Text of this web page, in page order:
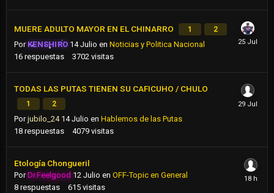
MUERE ADULTO MAYOR EN EL CHINARRO 1 2
Por KENSHIRO 14 Julio enNoticias y Politica Nacional
16 respuestas 3702 visitas
TODAS LAS PUTAS TIENEN SU CAFICUHO / CHULO
1 2
Porjubilo_24 14 Julio en Hablemos de las Putas
18 respuestas 4079 visitas
Etología Chongueril
PorDr.Feelgood 12 Julio en OFF-Topic en General
8 respuestas 615 visitas